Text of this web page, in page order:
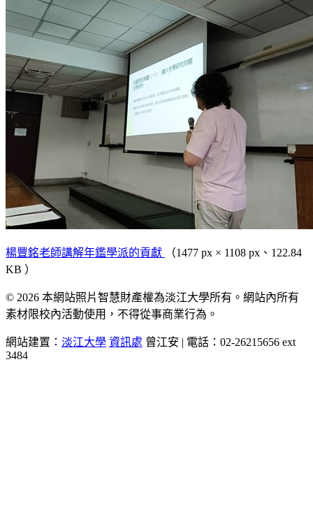
楊豐銘老師講解年鑑學派的貢獻
（1477 px × 1108 px、122.84
KB ）
© 2026 本網站照片智慧財產權為淡江大學所有。網站內所有
素材限校內活動使用，不得從事商業行為。
網站建置： 淡江大學 資訊處 曾江安 | 電話：02-26215656 ext
3484